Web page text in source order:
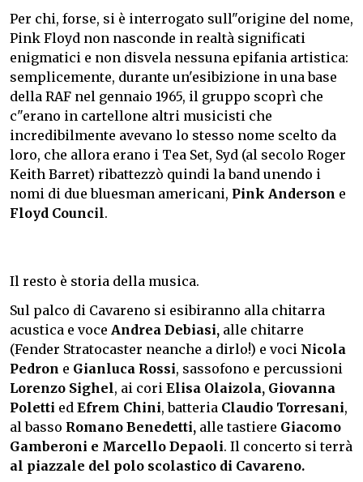
Per chi, forse, si è interrogato sull"origine del nome,
Pink Floyd non nasconde in realtà significati
enigmatici e non disvela nessuna epifania artistica:
semplicemente, durante un'esibizione in una base
della RAF nel gennaio 1965, il gruppo scoprì che
c"erano in cartellone altri musicisti che
incredibilmente avevano lo stesso nome scelto da
loro, che allora erano i Tea Set, Syd (al secolo Roger
Keith Barret) ribattezzò quindi la band unendo i
nomi di due bluesman americani, Pink Anderson e
Floyd Council.
Il resto è storia della musica.
Sul palco di Cavareno si esibiranno alla chitarra
acustica e voce Andrea Debiasi, alle chitarre
(Fender Stratocaster neanche a dirlo!) e voci Nicola
Pedron e Gianluca Rossi, sassofono e percussioni
Lorenzo Sighel, ai cori Elisa Olaizola, Giovanna
Poletti ed Efrem Chini, batteria Claudio Torresani,
al basso Romano Benedetti, alle tastiere Giacomo
Gamberoni e Marcello Depaoli. Il concerto si terrà
al piazzale del polo scolastico di Cavareno.